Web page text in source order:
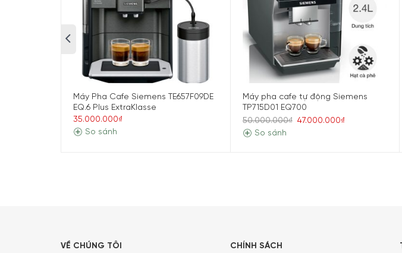
Tổng quan thiết kế
Siemens TQ513D01 EQ500 có ngôn ngữ thiết kế hiện đại với hình khối chắc
coffeeSelect hiển thị rõ ràng, giúp người dùng lựa chọn đồ uống, tùy chỉnh
Máy Pha Cafe Siemens TE657F09DE
EQ.6 Plus ExtraKlasse
35.000.000₫
So sánh
Máy pha cafe tự động Siemens
TP715D01 EQ700
50.000.000₫ 47.000.000₫
So sánh
VỀ CHÚNG TÔI CHÍNH SÁCH